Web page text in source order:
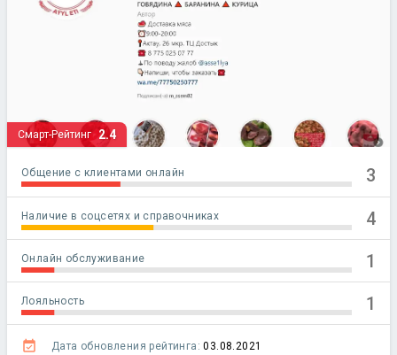
Смарт-Рейтинг 2.4
Общение с клиентами онлайн 3
Наличие в соцсетях и справочниках 4
Онлайн обслуживание 1
Лояльность 1
event_available Дата обновления рейтинга: 03.08.2021